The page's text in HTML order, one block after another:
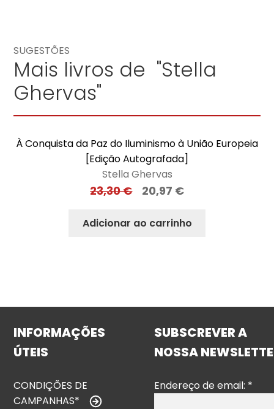
SUGESTÕES
Mais livros de "Stella
Ghervas"
À Conquista da Paz do Iluminismo à União Europeia
[Edição Autografada]
Stella Ghervas
23,30€ 20,97 €
Adicionar ao carrinho
INFORMAÇÕES
ÚTEIS
CONDIÇÕES DE
CAMPANHAS*
SUBSCREVER A
NOSSA
Endereço de email: *